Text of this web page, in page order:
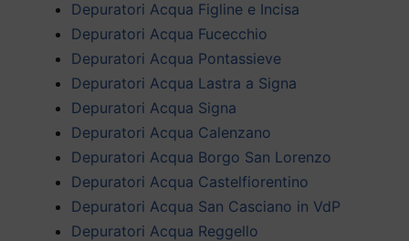
Depuratori Acqua Figline e Incisa
Depuratori Acqua Fucecchio
Depuratori Acqua Pontassieve
Depuratori Acqua Lastra a Signa
Depuratori Acqua Signa
Depuratori Acqua Calenzano
Depuratori Acqua Borgo San Lorenzo
Depuratori Acqua Castelfiorentino
Depuratori Acqua San Casciano in VdP
Depuratori Acqua Reggello